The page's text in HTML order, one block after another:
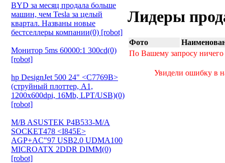
BYD за месяц продала больше
машин, чем Tesla за целый
квартал. Названы новые
бестселлеры компании(0) [robot]
Монитор 5ms 60000:1 300cd(0)
[robot]
hp DesignJet 500 24" <C7769B>
(струйный плоттер, A1,
1200х600dpi, 16Mb, LPT/USB)(0)
[robot]
M/B ASUSTEK P4B533-M/A
SOCKET478 <I845E>
AGP+AC"97 USB2.0 UDMA100
MICROATX 2DDR DIMM(0)
[robot]
Лидеры
Фото
По Вашему запросу ничего
Увидели ошибку в